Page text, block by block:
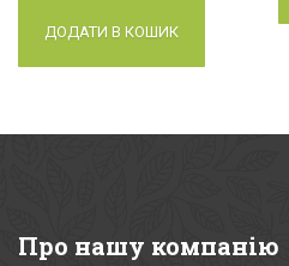
ДОДАТИ В КОШИК
Про нашу компанію